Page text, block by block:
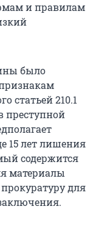
и правилам
было
статьей 210.1
преступной
15 лет лишения
содержится
материалы
для